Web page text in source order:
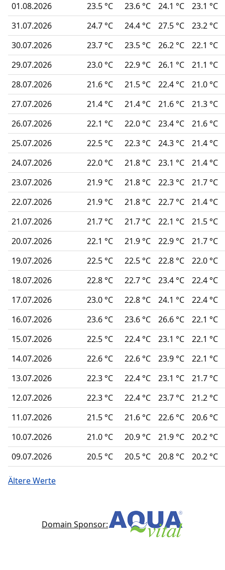
01.08.2026
23.5 °C 23.6 °C 24.1 °C
23.1 °C
31.07.2026
24.7 °C 24.4 °C 27.5 °C
23.2 °C
30.07.2026
23.7 °C 23.5 °C 26.2 °C
22.1 °C
29.07.2026
23.0 °C 22.9 °C 26.1 °C
21.1 °C
28.07.2026
21.6 °C 21.5 °C 22.4 °C
21.0 °C
27.07.2026
21.4 °C 21.4 °C 21.6 °C
21.3 °C
26.07.2026
22.1 °C 22.0 °C 23.4 °C
21.6 °C
25.07.2026
22.5 °C 22.3 °C 24.3 °C
21.4 °C
24.07.2026
22.0 °C 21.8 °C 23.1 °C
21.4 °C
23.07.2026
21.9 °C 21.8 °C 22.3 °C
21.7 °C
22.07.2026
21.9 °C 21.8 °C 22.7 °C
21.4 °C
21.07.2026
21.7 °C 21.7 °C 22.1 °C
21.5 °C
20.07.2026
22.1 °C 21.9 °C 22.9 °C
21.7 °C
19.07.2026
22.5 °C 22.5 °C 22.8 °C
22.0 °C
18.07.2026
22.8 °C 22.7 °C 23.4 °C
22.4 °C
17.07.2026
23.0 °C 22.8 °C 24.1 °C
22.4 °C
16.07.2026
23.6 °C 23.6 °C 26.6 °C
22.1 °C
15.07.2026
22.5 °C 22.4 °C 23.1 °C
22.1 °C
14.07.2026
22.6 °C 22.6 °C 23.9 °C
22.1 °C
13.07.2026
22.3 °C 22.4 °C 23.1 °C
21.7 °C
12.07.2026
22.3 °C 22.4 °C 23.7 °C
21.2 °C
11.07.2026
21.5 °C 21.6 °C 22.6 °C
20.6 °C
10.07.2026
21.0 °C 20.9 °C 21.9 °C
20.2 °C
09.07.2026
20.5 °C 20.5 °C 20.8 °C 20.2 °C
Ältere Werte
Domain Sponsor: